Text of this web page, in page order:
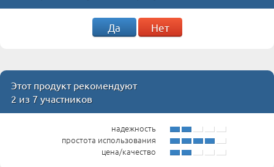
Да Нет
Этот продукт рекомендуют
2 из 7 участников
надежность
простота использования
цена/качество